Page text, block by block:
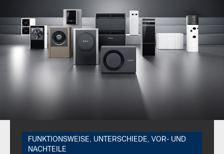
FUNKTIONSWEISE, UNTERSCHIEDE, VOR- UND
NACHTEILE